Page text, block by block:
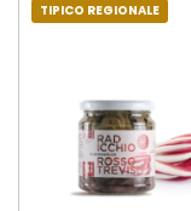
TIPICO REGIONALE